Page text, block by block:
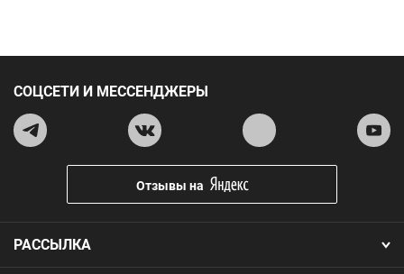
РАССЫЛКА
СОЦСЕТИ И МЕССЕНДЖЕРЫ
Отзывы на